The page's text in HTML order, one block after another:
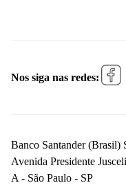
Nos siga nas redes:
Banco Santander
Avenida Presidente
A - São Paulo - SP